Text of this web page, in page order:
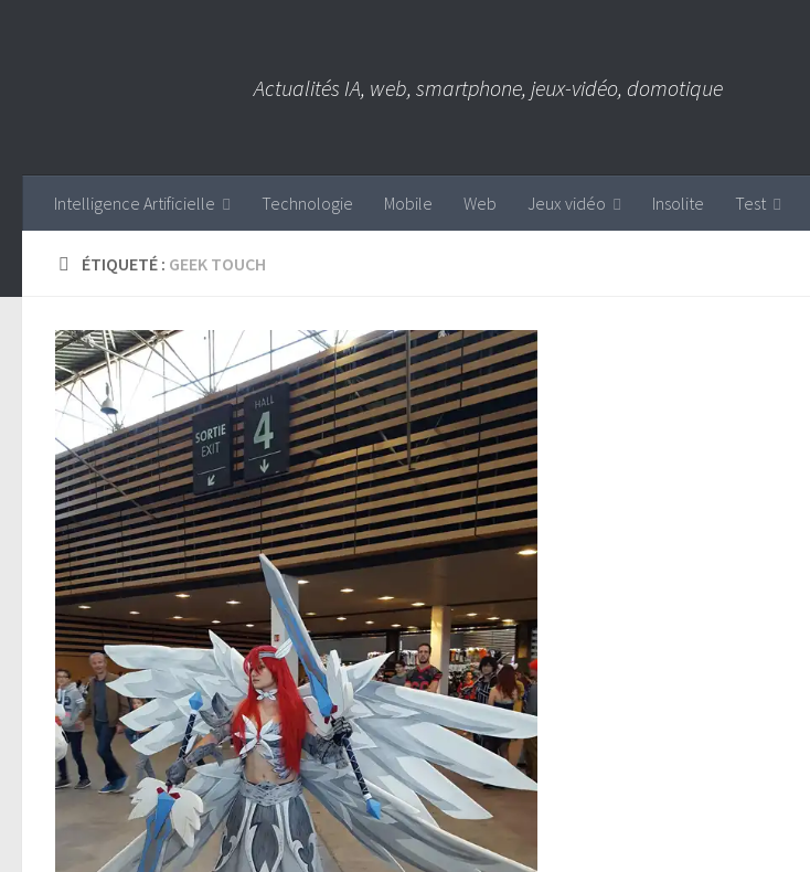
Actualités IA, web, smartphone, jeux-vidéo, domotique
Intelligence Artificielle Technologie Mobile Web Jeux vidéo Insolite Test
ÉTIQUETÉ : GEEK TOUCH